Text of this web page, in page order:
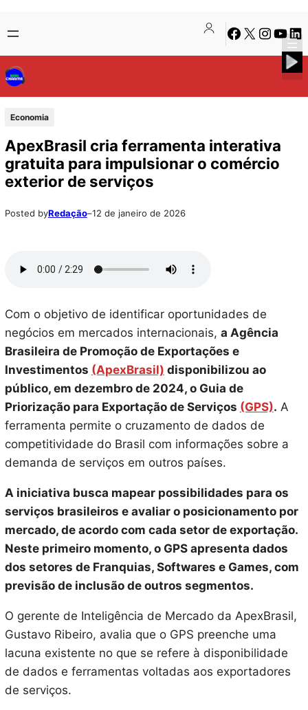
para
o
conteúdo
to
content
Facebook
X Instagram
Economia
ApexBrasil cria ferramenta interativa
gratuita para impulsionar o comércio
exterior de serviços
Posted byRedação–12 de janeiro de 2026
Com o objetivo de identificar oportunidades de
negócios em mercados internacionais, a Agência
Brasileira de Promoção de Exportações e
Investimentos (ApexBrasil) disponibilizou ao
público, em dezembro de 2024, o Guia de
Priorização para Exportação de Serviços (GPS). A
ferramenta permite o cruzamento de dados de
competitividade do Brasil com informações sobre a
demanda de serviços em outros países.
A iniciativa busca mapear possibilidades para os
serviços brasileiros e avaliar o posicionamento por
mercado, de acordo com cada setor de exportação.
Neste primeiro momento, o GPS apresenta dados
dos setores de Franquias, Softwares e Games, com
previsão de inclusão de outros segmentos.
O gerente de Inteligência de Mercado da ApexBrasil,
Gustavo Ribeiro, avalia que o GPS preenche uma
lacuna existente no que se refere à disponibilidade
de dados e ferramentas voltadas aos exportadores
de serviços.